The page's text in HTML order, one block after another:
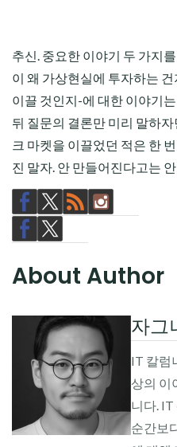
추신. 중요한 이야기 두 가지
이 왜 가상현실에 투자하는
이끌 것인지-에 대한 이야기
뒤 질문의 결론만 미리 말하
크 마켓을 이끌었던 적은 한
진 말자. 안 만들어진다고는 안
About Author
자그
IT 칼럼
상의 이
니다.
순간보